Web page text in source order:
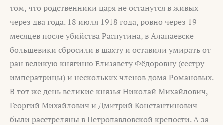
том, что родственники царя не останутся в живых
через два года. 18 июля 1918 года, ровно через 19
месяцев после убийства Распутина, в Алапаевске
большевики сбросили в шахту и оставили умирать от
ран великую княгиню Елизавету Фёдоровну (сестру
императрицы) и нескольких членов дома Романовых.
В тот же день великие князья Николай Михайлович,
Георгий Михайлович и Дмитрий Константинович
были расстреляны в Петропавловской крепости. А за